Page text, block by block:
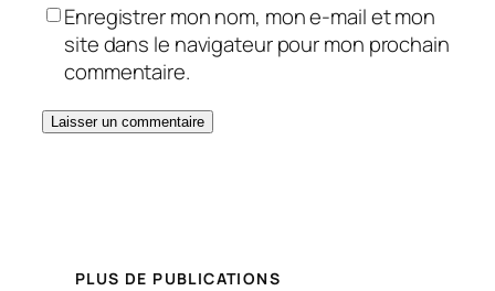
Enregistrer mon nom, mon e-mail et mon
site dans le navigateur pour mon prochain
commentaire.
PLUS DE PUBLICATIONS